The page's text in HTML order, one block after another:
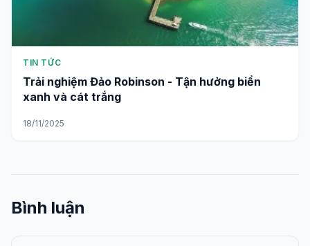
TIN TỨC
Trải nghiệm Đảo Robinson - Tận hưởng biển
xanh và cát trắng
18/11/2025
Bình luận